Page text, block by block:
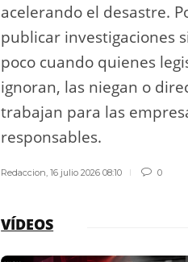
acelerando el desastre.
publicar investigaciones
poco cuando quienes
ignoran, las niegan o
trabajan para las
responsables.
Redaccion ,16 julio 2026 08:10 0
VÍDEOS